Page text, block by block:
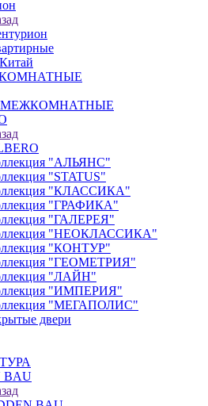
МЕЖКОМНАТНЫЕ
"АЛЬЯНС"
"STATUS"
"КЛАССИКА"
"ГРАФИКА"
"ГАЛЕРЕЯ"
"НЕОКЛАССИКА"
"КОНТУР"
"ГЕОМЕТРИЯ"
"ЛАЙН"
"ИМПЕРИЯ"
"МЕГАПОЛИС"
двери
BAU